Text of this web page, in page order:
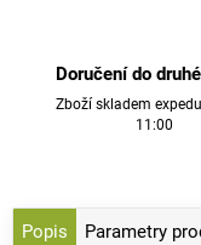
Doručení do
Zboží skladem
11:00
Popis Parametry